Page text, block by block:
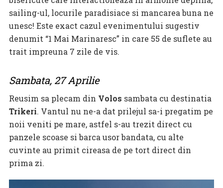
sailing-ul, locurile paradisiace si mancarea buna ne
unesc! Este exact cazul evenimentului sugestiv
denumit “1 Mai Marinaresc” in care 55 de suflete au
trait impreuna 7 zile de vis.
Sambata, 27 Aprilie
Reusim sa plecam din Volos sambata cu destinatia
Trikeri. Vantul nu ne-a dat prilejul sa-i pregatim pe
noii veniti pe mare, astfel s-au trezit direct cu
panzele scoase si barca usor bandata, cu alte
cuvinte au primit cireasa de pe tort direct din
prima zi.